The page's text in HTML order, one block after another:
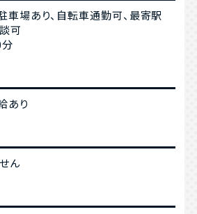
車場あり、自転車通勤可、最寄駅
可
あり
ん